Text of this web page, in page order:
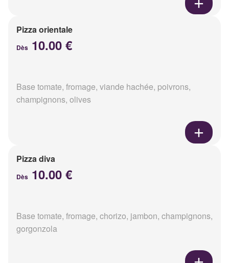
Pizza orientale
Dès 10.00 €
Base tomate, fromage, viande hachée, poivrons,
champignons, olives
Pizza diva
Dès 10.00 €
Base tomate, fromage, chorizo, jambon, champignons,
gorgonzola